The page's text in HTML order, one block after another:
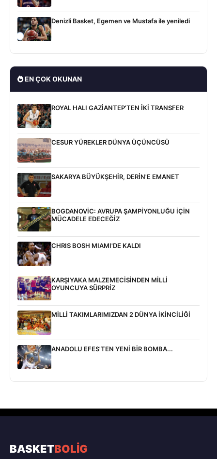
Denizli Basket, Egemen ve Mustafa ile yeniledi
EN ÇOK OKUNAN
ROYAL HALI GAZİANTEP'TEN İKİ TRANSFER
CESUR YÜREKLER DÜNYA ÜÇÜNCÜSÜ
SAKARYA BÜYÜKŞEHİR, DERİN'E EMANET
BOGDANOVİC: AVRUPA ŞAMPİYONLUĞU İÇİN
MÜCADELE EDECEĞİZ
CHRIS BOSH MIAMI'DE KALDI
KARŞIYAKA MALZEMECİSİNDEN MİLLİ
OYUNCUYA SÜRPRİZ
MİLLİ TAKIMLARIMIZDAN 2 DÜNYA İKİNCİLİĞİ
ANADOLU EFES'TEN YENİ BİR BOMBA...
BASKETBOLİG